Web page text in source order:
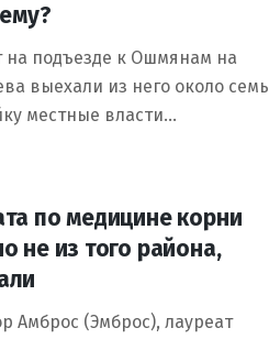
на подъезде к Ошмянам на
выехали из него около семь
местные власти…
по медицине корни
не из того района,
Амброс (Эмброс), лауреат